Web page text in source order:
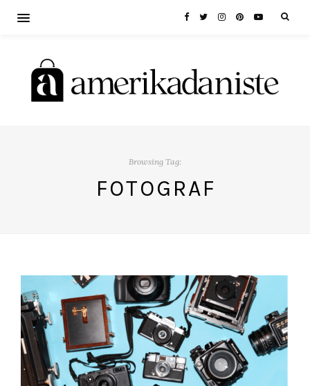
Browsing Tag:
FOTOGRAF